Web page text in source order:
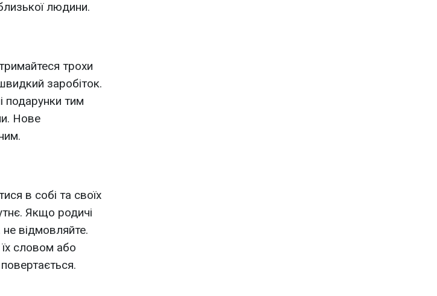
людини.
трохи
заробіток.
подарунки тим
Нове
в собі та своїх
Якщо родичі
відмовляйте.
словом або